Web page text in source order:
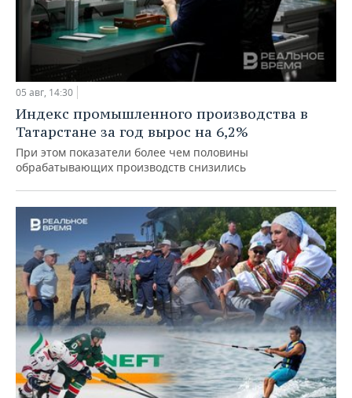
05 авг, 14:30
Индекс промышленного производства в
Татарстане за год вырос на 6,2%
При этом показатели более чем половины
обрабатывающих производств снизились